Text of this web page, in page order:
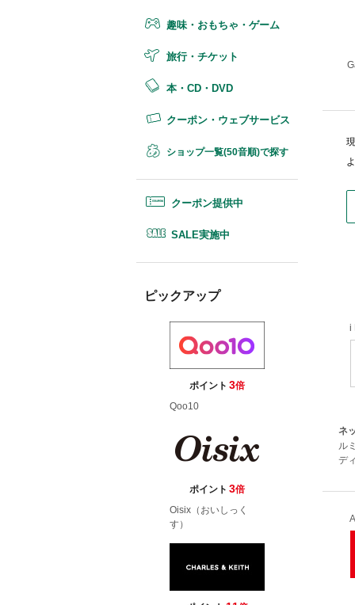
趣味・おもちゃ・ゲーム
旅行・チケット
本・CD・DVD
クーポン・ウェブサービス
ショップ一覧(50音順)で探す
クーポン提供中
SALE実施中
ピックアップ
ポイント 3倍
Qoo10
ポイント 3倍
Oisix（おいしっく
す）
i
ネ
ル
デ